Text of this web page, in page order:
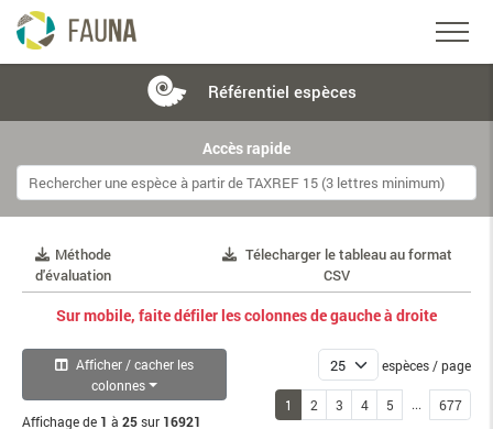
Référentiel espèces
Accès rapide
Méthode
d'évaluation
Télecharger le tableau au format
CSV
Sur mobile, faite défiler les colonnes de gauche à droite
Afficher / cacher les
colonnes
Affichage de 1 à 25sur 16921
espèces / page
1 2 3 4 5 ... 677